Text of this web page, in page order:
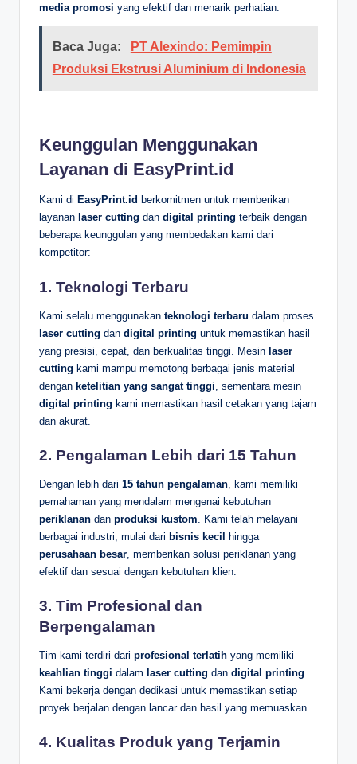
media promosi yang efektif dan menarik perhatian.
Baca Juga:
PT Alexindo: Pemimpin
Produksi Ekstrusi Aluminium di Indonesia
Keunggulan Menggunakan
Layanan di EasyPrint.id
Kami di EasyPrint.id berkomitmen untuk memberikan
layanan laser cutting dan digital printing terbaik dengan
beberapa keunggulan yang membedakan kami dari
kompetitor:
1. Teknologi Terbaru
Kami selalu menggunakan teknologi terbaru dalam proses
laser cutting dan digital printing untuk memastikan hasil
yang presisi, cepat, dan berkualitas tinggi. Mesin laser
cutting kami mampu memotong berbagai jenis material
dengan ketelitian yang sangat tinggi , sementara mesin
digital printing kami memastikan hasil cetakan yang tajam
dan akurat.
2. Pengalaman Lebih dari 15 Tahun
Dengan lebih dari 15 tahun pengalaman , kami memiliki
pemahaman yang mendalam mengenai kebutuhan
periklanan dan produksi kustom . Kami telah melayani
berbagai industri, mulai dari bisnis kecil
hingga
perusahaan besar , memberikan solusi periklanan yang
efektif dan sesuai dengan kebutuhan klien.
3. Tim Profesional dan
Berpengalaman
Tim kami terdiri dari profesional terlatih yang memiliki
keahlian tinggi dalam laser cutting dan digital printing
Kami bekerja dengan dedikasi untuk memastikan setiap
proyek berjalan dengan lancar dan hasil yang memuaskan.
4. Kualitas Produk yang Terjamin